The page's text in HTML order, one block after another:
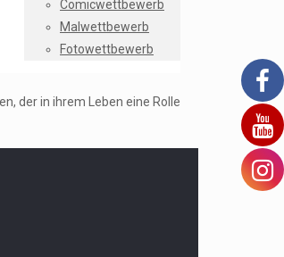
Comicwettbewerb
Malwettbewerb
Fotowettbewerb
der in ihrem Leben eine Rolle